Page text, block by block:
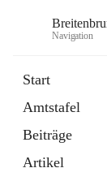
Navigation
Start
Amtstafel
Beiträge
Artikel
18